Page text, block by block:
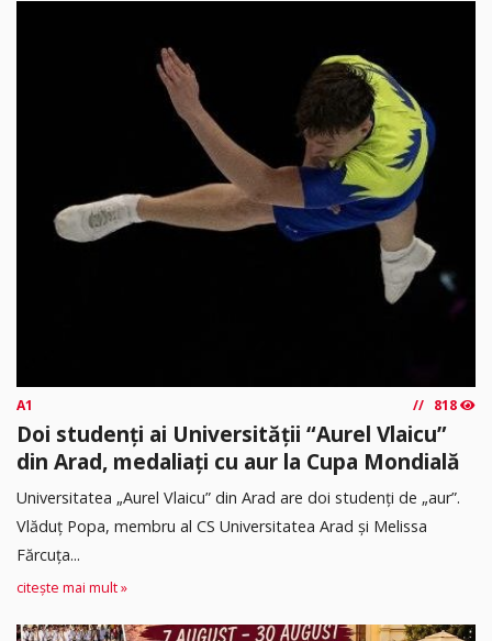
A1 818
Doi studenți ai Universității “Aurel Vlaicu”
din Arad, medaliați cu aur la Cupa Mondială
Universitatea „Aurel Vlaicu” din Arad are doi studenți de „aur”.
Vlăduț Popa, membru al CS Universitatea Arad și Melissa
Fărcuța...
citește mai mult »